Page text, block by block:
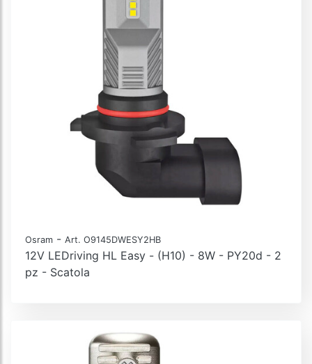
Osram - Art. O9145DWESY2HB
12V LEDriving HL Easy - (H10) - 8W - PY20d - 2
pz - Scatola